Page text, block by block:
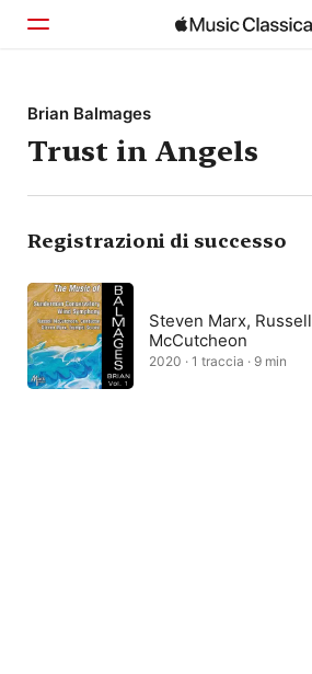
Home
Scopri
Cerca
Brian Balmages
Trust in Angels
Registrazioni di successo
Steven Marx, Russell
McCutcheon
2020 · 1 traccia · 9 min